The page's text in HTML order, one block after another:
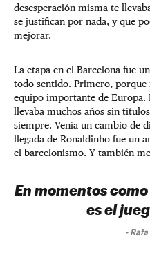
desesperación misma te
se justifican por nada, y que
mejorar.
La etapa en el Barcelona fue
todo sentido. Primero, porque
equipo importante de Europa.
llevaba muchos años sin
siempre. Venía un cambio de
llegada de Ronaldinho fue un
el barcelonismo. Y también
En momentos
es el
-